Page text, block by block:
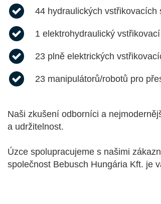
44 hydraulických vstřikovacích
1 elektrohydraulický
23 plně elektrických
23 manipulátorů/robotů pro
Naši zkušení odborníci a
a udržitelnost.
Úzce spolupracujeme s našimi
společnost Bebusch Hungária Kft. je